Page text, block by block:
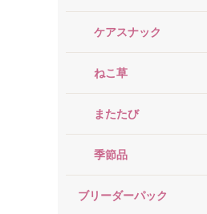
ケアスナック
ねこ草
またたび
季節品
ブリーダーパック